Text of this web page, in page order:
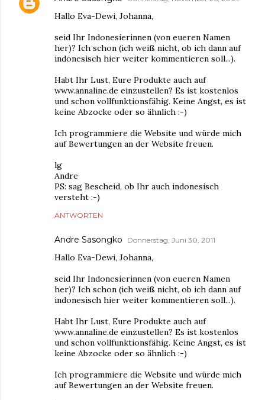
Hallo Eva-Dewi, Johanna,
seid Ihr Indonesierinnen (von eueren Namen
her)? Ich schon (ich weiß nicht, ob ich dann auf
indonesisch hier weiter kommentieren soll...).
Habt Ihr Lust, Eure Produkte auch auf
www.annaline.de einzustellen? Es ist kostenlos
und schon vollfunktionsfähig. Keine Angst, es ist
keine Abzocke oder so ähnlich :-)
Ich programmiere die Website und würde mich
auf Bewertungen an der Website freuen.
lg
Andre
PS: sag Bescheid, ob Ihr auch indonesisch
versteht :-)
ANTWORTEN
Andre Sasongko Donnerstag, Juni 30, 2011
Hallo Eva-Dewi, Johanna,
seid Ihr Indonesierinnen (von eueren Namen
her)? Ich schon (ich weiß nicht, ob ich dann auf
indonesisch hier weiter kommentieren soll...).
Habt Ihr Lust, Eure Produkte auch auf
www.annaline.de einzustellen? Es ist kostenlos
und schon vollfunktionsfähig. Keine Angst, es ist
keine Abzocke oder so ähnlich :-)
Ich programmiere die Website und würde mich
auf Bewertungen an der Website freuen.